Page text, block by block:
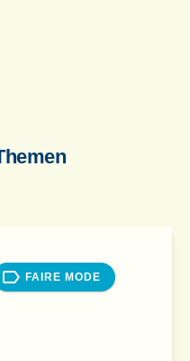
FAIRE MODE